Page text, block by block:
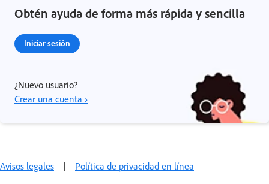
Obtén ayuda de forma más rápida y sencilla
Iniciar sesión
¿Nuevo usuario?
Crear una cuenta ›
Avisos legales | Política de privacidad en línea